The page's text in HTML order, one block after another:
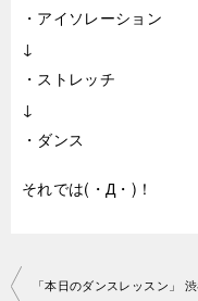
・アイソレーション
↓
・ストレッチ
↓
・ダンス
それでは(・Д・)！
投